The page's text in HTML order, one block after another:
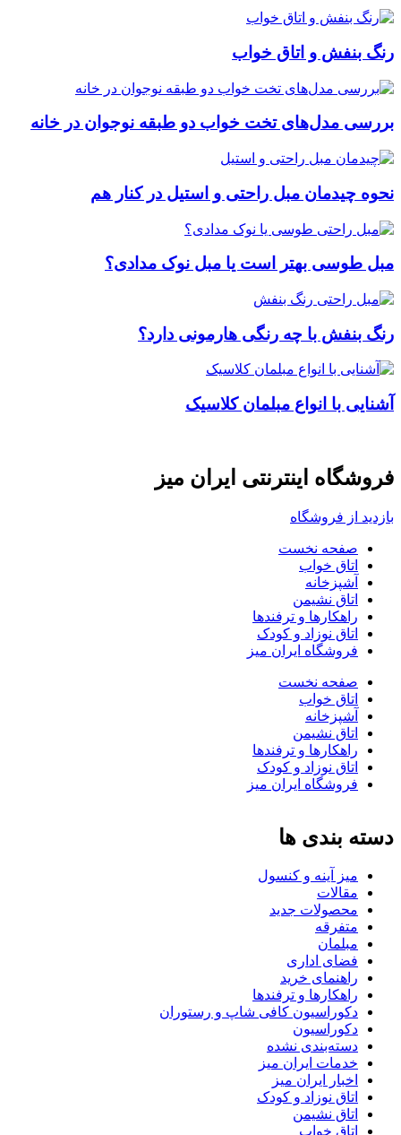
رنگ بنفش و اتاق خواب
بررسی مدل‌های تخت خواب دو طبقه نوجوان در خانه
نحوه چیدمان مبل راحتی و استیل در کنار هم
مبل طوسی بهتر است یا مبل نوک مدادی؟
رنگ بنفش با چه رنگی هارمونی دارد؟
آشنایی با انواع مبلمان کلاسیک
فروشگاه اینترنتی ایران میز
بازدید از فروشگاه
صفحه نخست
اتاق خواب
آشپزخانه
اتاق نشیمن
راهکارها و ترفندها
اتاق نوزاد و کودک
فروشگاه ایران میز
صفحه نخست
اتاق خواب
آشپزخانه
اتاق نشیمن
راهکارها و ترفندها
اتاق نوزاد و کودک
فروشگاه ایران میز
دسته بندی ها
میز آینه و کنسول
مقالات
محصولات جدید
متفرقه
مبلمان
فضای اداری
راهنمای خرید
راهکارها و ترفندها
دکوراسیون کافی شاپ و رستوران
دکوراسیون
دسته‌بندی نشده
خدمات ایران میز
اخبار ایران میز
اتاق نوزاد و کودک
اتاق نشیمن
اتاق خواب